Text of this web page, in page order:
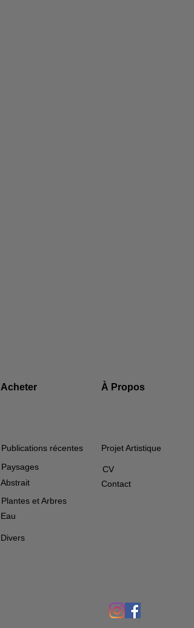
Acheter À Propos
Publications récentes
Projet Artistique
Paysages
Abstrait
CV
Contact
Plantes et Arbres
Eau
Divers